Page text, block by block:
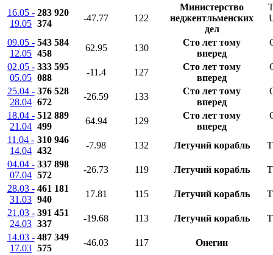
16.05 -
19.05
283 920
374
-47.77 122
Министерство
неджентльменских
дел
09.05 -
12.05
543 584
458
62.95 130
Сто лет тому
вперед
02.05 -
05.05
333 595
088
-11.4 127
Сто лет тому
вперед
25.04 -
28.04
376 528
672
-26.59 133
Сто лет тому
вперед
18.04 -
21.04
512 889
499
64.94 129
Сто лет тому
вперед
11.04 -
14.04
310 946
432
-7.98 132 Летучий корабль
04.04 -
07.04
337 898
572
-26.73 119 Летучий корабль
28.03 -
31.03
461 181
940
17.81 115 Летучий корабль
21.03 -
24.03
391 451
337
-19.68 113 Летучий корабль
14.03 -
17.03
487 349
575
-46.03 117
Онегин